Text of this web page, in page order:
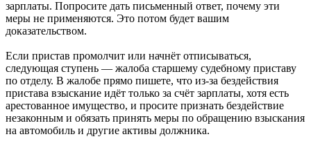
зарплаты. Попросите дать письменный ответ, почему эти
меры не применяются. Это потом будет вашим
доказательством.
Если пристав промолчит или начнёт отписываться,
следующая ступень — жалоба старшему судебному приставу
по отделу. В жалобе прямо пишете, что из-за бездействия
пристава взыскание идёт только за счёт зарплаты, хотя есть
арестованное имущество, и просите признать бездействие
незаконным и обязать принять меры по обращению взыскания
на автомобиль и другие активы должника.